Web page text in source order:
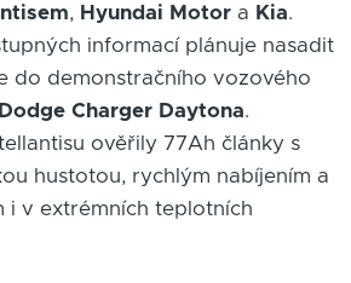
, Hyundai Motor a Kia.
informací plánuje nasadit
do demonstračního vozového
Dodge Charger Daytona.
ověřily 77Ah články s
hustotou, rychlým nabíjením a
i v extrémních teplotních